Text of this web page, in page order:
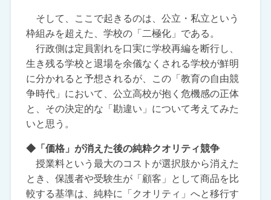
そして、ここで起きるのは、公立・私立という
枠組みを超えた、学校の「二極化」である。
行政側は定員割れを口実に学校再編を断行し、
生き残る学校と退場を余儀なくされる学校が鮮明
に分かれると予想されるが、この「教育の自由競
争時代」において、公立高校が抱く危機感の正体
と、その決定的な「勘違い」について考えてみた
いと思う。
◆「価格」が消えた後の純粋クオリティ競争
授業料という最大のコストが選択肢から消えた
とき、保護者や受験生が「顧客」として商品を比
較する基準は、純粋に「クオリティ」へと移行す